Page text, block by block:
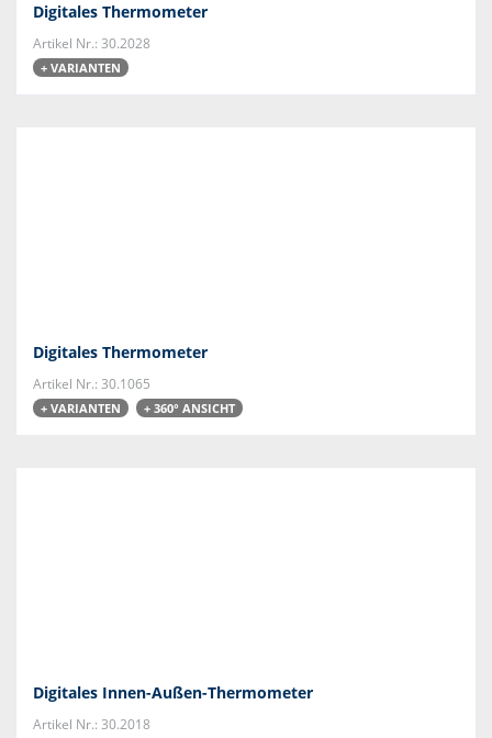
Digitales Thermometer
Artikel Nr.: 30.2028
+ VARIANTEN
Digitales Thermometer
Artikel Nr.: 30.1065
+ VARIANTEN + 360° ANSICHT
Digitales Innen-Außen-Thermometer
Artikel Nr.: 30.2018